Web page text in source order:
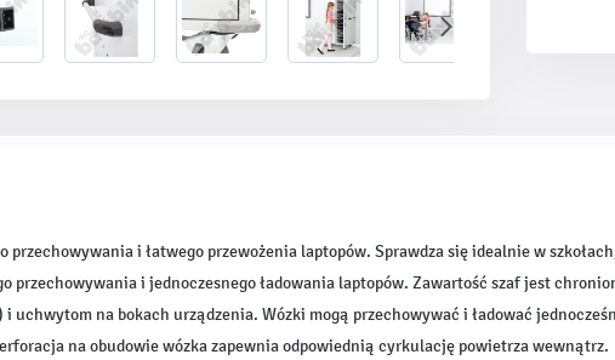
przechowywania i łatwego przewożenia laptopów. Sprawdza się idealnie w
przechowywania i jednoczesnego ładowania laptopów. Zawartość szaf jest
uchwytom na bokach urządzenia. Wózki mogą przechowywać i ładować
na obudowie wózka zapewnia odpowiednią cyrkulację powietrza wewnątrz.